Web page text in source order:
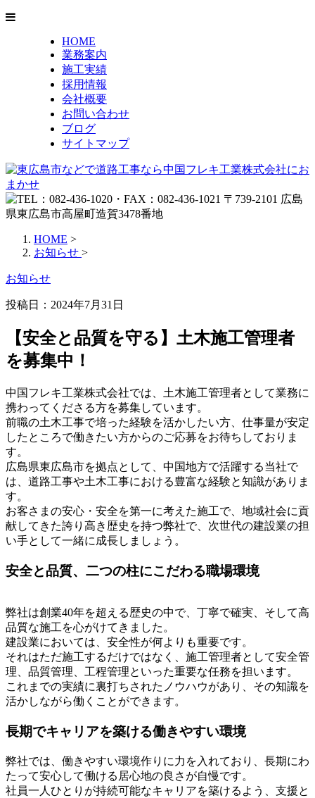
HOME
業務案内
施工実績
採用情報
会社概要
お問い合わせ
ブログ
サイトマップ
HOME >
お知らせ >
お知らせ
投稿日：2024年7月31日
【安全と品質を守る】土木施工管理者
を募集中！
中国フレキ工業株式会社では、土木施工管理者として業務に
携わってくださる方を募集しています。
前職の土木工事で培った経験を活かしたい方、仕事量が安定
したところで働きたい方からのご応募をお待ちしておりま
す。
広島県東広島市を拠点として、中国地方で活躍する当社で
は、道路工事や土木工事における豊富な経験と知識がありま
す。
お客さまの安心・安全を第一に考えた施工で、地域社会に貢
献してきた誇り高き歴史を持つ弊社で、次世代の建設業の担
い手として一緒に成長しましょう。
安全と品質、二つの柱にこだわる職場環境
弊社は創業40年を超える歴史の中で、丁寧で確実、そして高
品質な施工を心がけてきました。
建設業においては、安全性が何よりも重要です。
それはただ施工するだけではなく、施工管理者として安全管
理、品質管理、工程管理といった重要な任務を担います。
これまでの実績に裏打ちされたノウハウがあり、その知識を
活かしながら働くことができます。
長期でキャリアを築ける働きやすい環境
弊社では、働きやすい環境作りに力を入れており、長期にわ
たって安心して働ける居心地の良さが自慢です。
社員一人ひとりが持続可能なキャリアを築けるよう、支援と